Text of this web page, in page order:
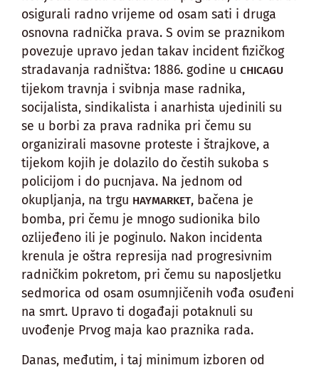
osigurali radno vrijeme od osam sati i druga
osnovna radnička prava. S ovim se praznikom
povezuje upravo jedan takav incident fizičkog
stradavanja radništva: 1886. godine u CHICAGU
tijekom travnja i svibnja mase radnika,
socijalista, sindikalista i anarhista ujedinili su
se u borbi za prava radnika pri čemu su
organizirali masovne proteste i štrajkove, a
tijekom kojih je dolazilo do čestih sukoba s
policijom i do pucnjava. Na jednom od
okupljanja, na trgu HAYMARKET, bačena je
bomba, pri čemu je mnogo sudionika bilo
ozlijeđeno ili je poginulo. Nakon incidenta
krenula je oštra represija nad progresivnim
radničkim pokretom, pri čemu su naposljetku
sedmorica od osam osumnjičenih vođa osuđeni
na smrt. Upravo ti događaji potaknuli su
uvođenje Prvog maja kao praznika rada.
Danas, međutim, i taj minimum izboren od